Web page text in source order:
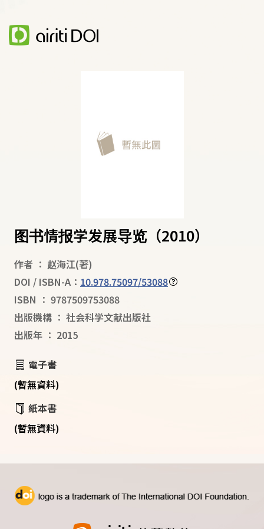
图书情报学发展导览（2010）
作者 ： 赵海江(著)
DOI / ISBN-A： 10.978.75097/53088
ISBN ： 9787509753088
出版機構 ： 社会科学文献出版社
出版年 ： 2015
電子書
(暫無資料)
紙本書
(暫無資料)